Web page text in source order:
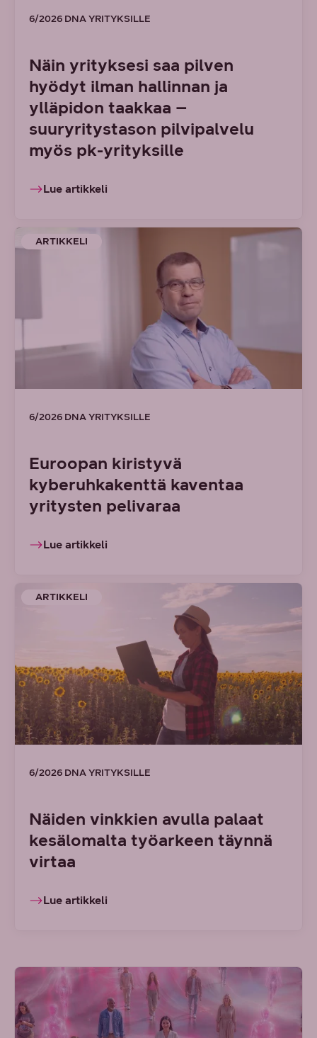
6/2026 DNA YRITYKSILLE
Näin yrityksesi saa pilven
hyödyt ilman hallinnan ja
ylläpidon taakkaa –
suuryritystason pilvipalvelu
myös pk-yrityksille
Lue artikkeli
ARTIKKELI
6/2026 DNA YRITYKSILLE
Euroopan kiristyvä
kyberuhkakenttä kaventaa
yritysten pelivaraa
Lue artikkeli
ARTIKKELI
6/2026 DNA YRITYKSILLE
Näiden vinkkien avulla palaat
kesälomalta työarkeen täynnä
virtaa
Lue artikkeli